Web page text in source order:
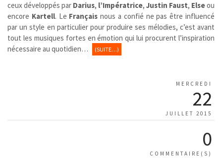
ceux développés par Darius, l’Impératrice, Justin Faust, Elseou
encore Kartell. Le Français nous a confié ne pas être influencé
par un style en particulier pour produire ses mélodies, c’est avant
tout les musiques fortes en émotion qui lui procurent l’inspiration
nécessaire au quotidien…
(SUITE…)
MERCREDI
22
JUILLET 2015
0
COMMENTAIRE(S)